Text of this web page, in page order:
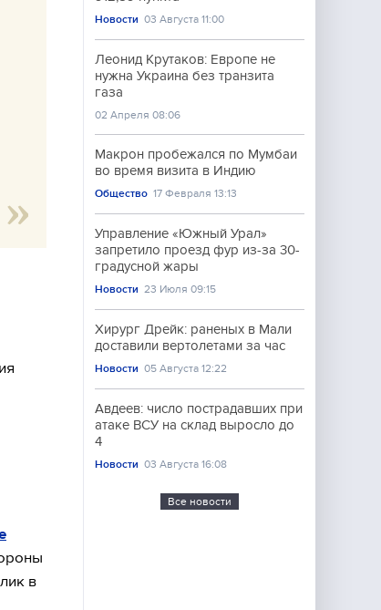
в
Новости 03 Августа 11:00
Леонид Крутаков: Европе не
нужна Украина без транзита
газа
02 Апреля 08:06
Макрон пробежался по Мумбаи
во время визита в Индию
Общество 17 Февраля 13:13
Управление «Южный Урал»
запретило проезд фур из-за 30-
градусной жары
Новости 23 Июля 09:15
Хирург Дрейк: раненых в Мали
доставили вертолетами за час
Новости 05 Августа 12:22
Авдеев: число пострадавших при
атаке ВСУ на склад выросло до
4
Новости 03 Августа 16:08
Все новости